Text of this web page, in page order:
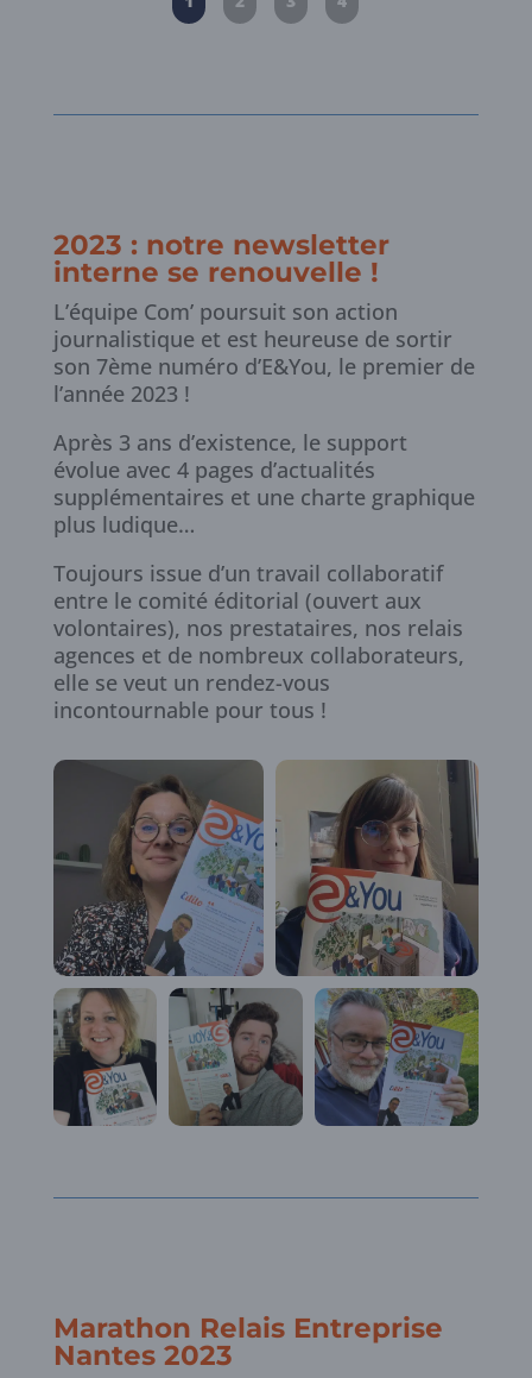
2023 : notre newsletter
interne se renouvelle !
L’équipe Com’ poursuit son action
journalistique et est heureuse de sortir
son 7ème numéro d’E&You, le premier de
l’année 2023 !
Après 3 ans d’existence, le support
évolue avec 4 pages d’actualités
supplémentaires et une charte graphique
plus ludique…
Toujours issue d’un travail collaboratif
entre le comité éditorial (ouvert aux
volontaires), nos prestataires, nos relais
agences et de nombreux collaborateurs,
elle se veut un rendez-vous
incontournable pour tous !
Marathon Relais Entreprise
Nantes 2023